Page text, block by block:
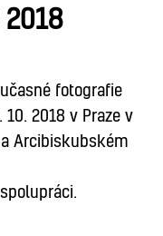
fotografie
2018 v Praze v
Arcibiskubském